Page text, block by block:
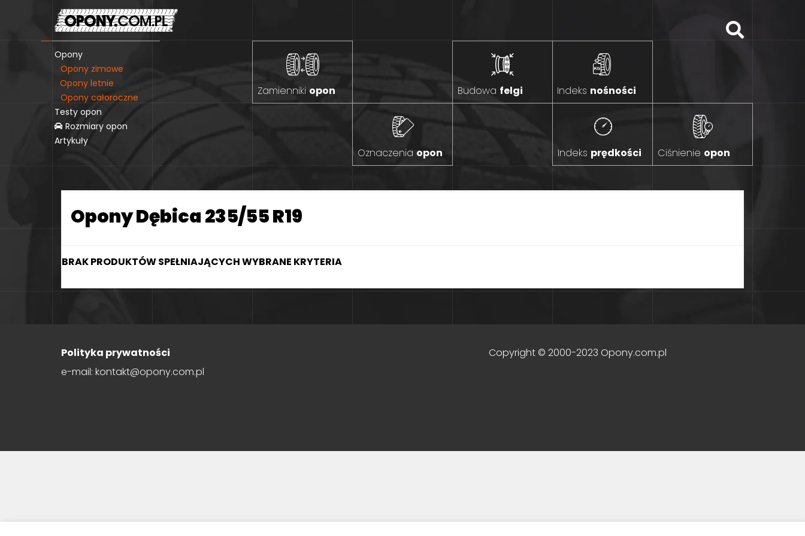
Opony
Opony zimowe
Opony letnie
Opony całoroczne
Testy opon
Rozmiary opon
Artykuły
Zamienniki opon Budowa felgi Indeks nośności
Indeks prędkości Ciśnienie opon
Oznaczenia opon
Opony Dębica 235/55 R19
BRAK PRODUKTÓW SPEŁNIAJĄCYCH WYBRANE KRYTERIA
Polityka prywatności
e-mail: kontakt@opony.com.pl
Copyright © 2000-2023 Opony.com.pl